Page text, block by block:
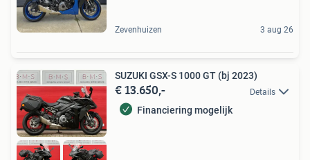
Zevenhuizen 3 aug 26
SUZUKI GSX-S 1000 GT (bj 2023)
€ 13.650,- Details
Financiering mogelijk